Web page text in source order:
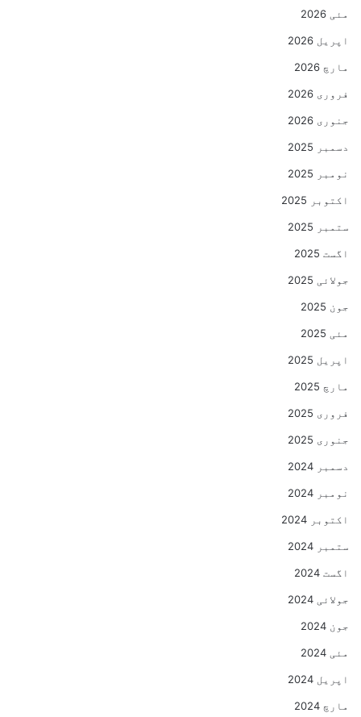
مئی 2026
اپریل 2026
مارچ 2026
فروری 2026
جنوری 2026
دسمبر 2025
نومبر 2025
اکتوبر 2025
ستمبر 2025
اگست 2025
جولائی 2025
جون 2025
مئی 2025
اپریل 2025
مارچ 2025
فروری 2025
جنوری 2025
دسمبر 2024
نومبر 2024
اکتوبر 2024
ستمبر 2024
اگست 2024
جولائی 2024
جون 2024
مئی 2024
اپریل 2024
مارچ 2024